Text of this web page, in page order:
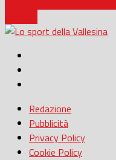
Redazione
Pubblicità
Privacy Policy
Cookie Policy